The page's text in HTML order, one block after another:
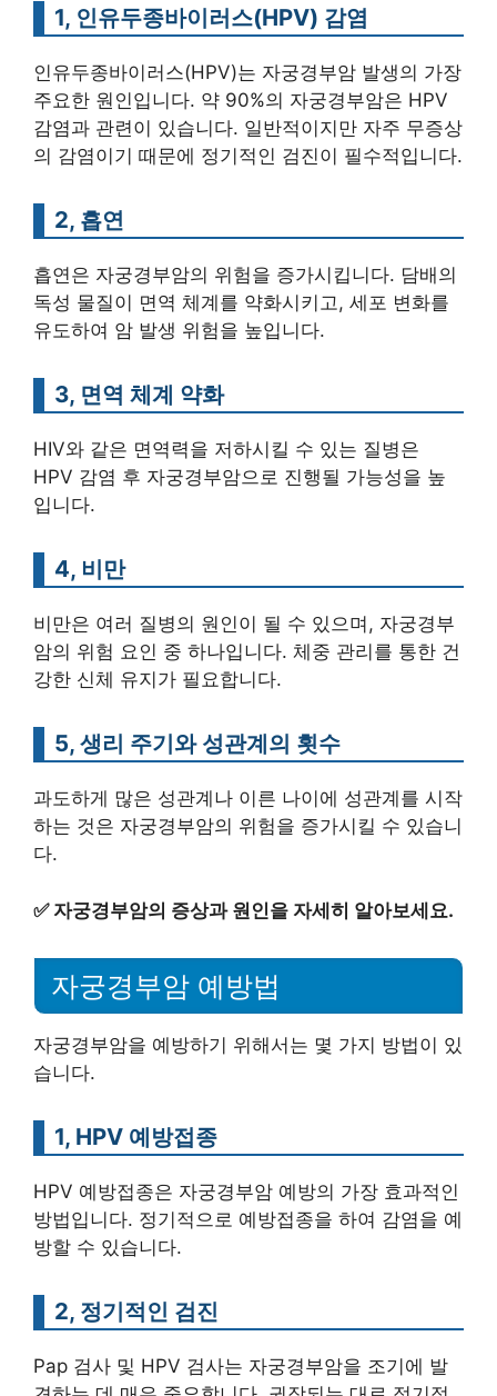
1, 인유두종바이러스(HPV) 감염
인유두종바이러스(HPV)는 자궁경부암 발생의 가장
주요한 원인입니다. 약 90%의 자궁경부암은 HPV
감염과 관련이 있습니다. 일반적이지만 자주 무증상
의 감염이기 때문에 정기적인 검진이 필수적입니다.
2, 흡연
흡연은 자궁경부암의 위험을 증가시킵니다. 담배의
독성 물질이 면역 체계를 약화시키고, 세포 변화를
유도하여 암 발생 위험을 높입니다.
3, 면역 체계 약화
HIV와 같은 면역력을 저하시킬 수 있는 질병은
HPV 감염 후 자궁경부암으로 진행될 가능성을 높
입니다.
4, 비만
비만은 여러 질병의 원인이 될 수 있으며, 자궁경부
암의 위험 요인 중 하나입니다. 체중 관리를 통한 건
강한 신체 유지가 필요합니다.
5, 생리 주기와 성관계의 횟수
과도하게 많은 성관계나 이른 나이에 성관계를 시작
하는 것은 자궁경부암의 위험을 증가시킬 수 있습니
다.
✅ 자궁경부암의 증상과 원인을 자세히 알아보세요.
자궁경부암 예방법
자궁경부암을 예방하기 위해서는 몇 가지 방법이 있
습니다.
1, HPV 예방접종
HPV 예방접종은 자궁경부암 예방의 가장 효과적인
방법입니다. 정기적으로 예방접종을 하여 감염을 예
방할 수 있습니다.
2, 정기적인 검진
Pap 검사 및 HPV 검사는 자궁경부암을 조기에 발